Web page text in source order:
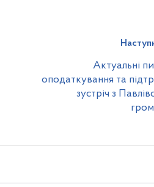
Актуальні
оподаткування та
зустріч з